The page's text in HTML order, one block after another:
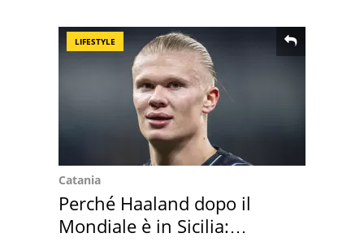
LIFESTYLE
Catania
Perché Haaland dopo il
Mondiale è in Sicilia: